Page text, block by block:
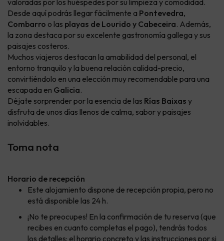
Desde aquí podrás llegar fácilmente a Pontevedra,
Combarro o las playas de Lourido y Cabeceira. Además,
la zona destaca por su excelente gastronomía gallega y sus
paisajes costeros.
Muchos viajeros destacan la amabilidad del personal, el
entorno tranquilo y la buena relación calidad-precio,
convirtiéndolo en una elección muy recomendable para una
escapada en Galicia.
Déjate sorprender por la esencia de las Rías Baixas y
disfruta de unos días llenos de calma, sabor y paisajes
inolvidables.
Toma nota
Horario de recepción
Este alojamiento dispone de recepción propia, pero no
está disponible las 24 h.
¡No te preocupes! En la confirmación de tu reserva (que
recibes en cuanto completas el pago), tendrás todos
los detalles: el horario concreto y las instrucciones por si